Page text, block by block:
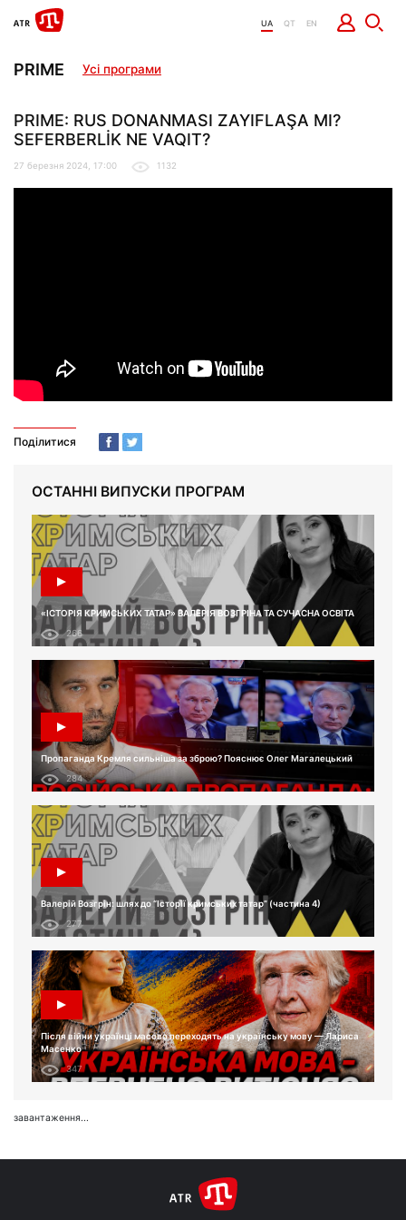
UA QT EN
PRIME Усі програми
PRIME: RUS DONANMASI ZAYIFLAŞA MI?
SEFERBERLİK NE VAQIT?
27 березня 2024, 17:00 1132
Поділитися
ОСТАННІ ВИПУСКИ ПРОГРАМ
«ІСТОРІЯ КРИМСЬКИХ ТАТАР» ВАЛЕРІЯ ВОЗГРІНА ТА СУЧАСНА ОСВІТА
266
Пропаганда Кремля сильніша за зброю? Пояснює Олег Магалецький
284
Валерій Возгрін: шлях до “Історії кримських татар” (частина 4)
277
Після війни українці масово переходять на українську мову — Лариса
Масенко
347
завантаження...